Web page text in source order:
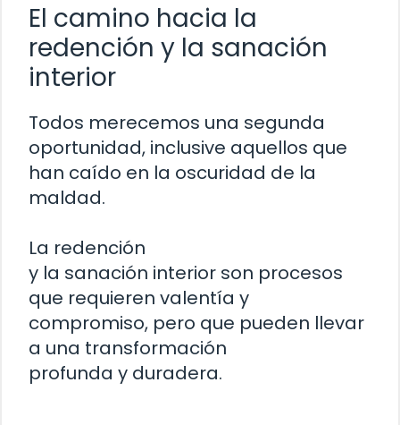
El camino hacia la
redención y la sanación
interior
Todos merecemos una segunda
oportunidad, inclusive aquellos que
han caído en la oscuridad de la
maldad.
La redención
y la sanación interior son procesos
que requieren valentía y
compromiso, pero que pueden llevar
a una transformación
profunda y duradera.